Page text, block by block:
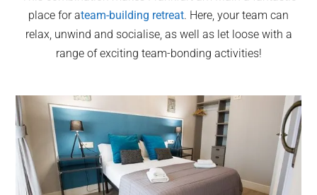
place for ateam-building retreat. Here, your team can
relax, unwind and socialise, as well as let loose with a
range of exciting team-bonding activities!